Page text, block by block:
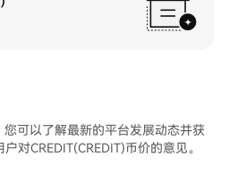
可以了解最新的平台发展动态并获
对CREDIT(CREDIT)币价的意见。